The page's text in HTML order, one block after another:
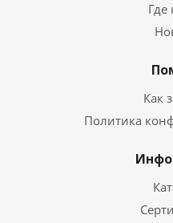
Где
Как
Политика